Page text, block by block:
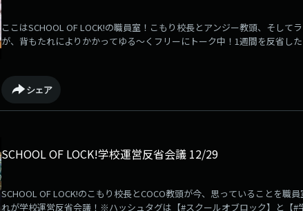
ここはSCHOOL OF LOCK!の職員室！こもり校長とアンジー教頭、そして
が、背もたれによりかかってゆる～くフリーにトーク中！1週間を反省し
シェア
SCHOOL OF LOCK!学校運営反省会議 12/29
SCHOOL OF LOCK!のこもり校長とCOCO教頭が今、思っていることを職
れが学校運営反省会議！※ハッシュタグは【#スクールオブロック】と【#